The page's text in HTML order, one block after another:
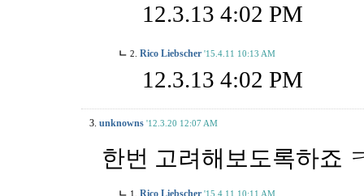
12.3.13 4:02 PM
ㄴ 2. Rico Liebscher '15.4.11 10:13 AM
12.3.13 4:02 PM
3. unknowns '12.3.20 12:07 AM
한번 고려해보도록하죠
ㄴ 1. Rico Liebscher '15.4.11 10:11 AM